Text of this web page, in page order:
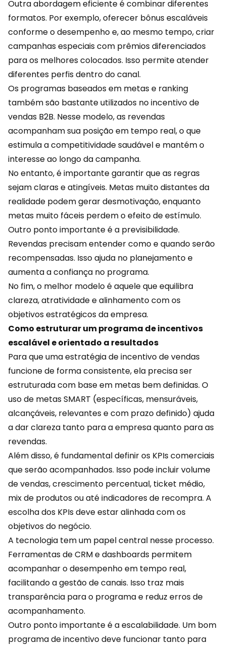
Outra abordagem eficiente é combinar diferentes
formatos. Por exemplo, oferecer bônus escaláveis
conforme o desempenho e, ao mesmo tempo, criar
campanhas especiaiscom prêmios diferenciados
para os melhores colocados. Isso permite atender
diferentes perfis dentro do canal.
Os programas baseados em metas e ranking
também são bastante utilizados no incentivo de
vendas B2B. Nesse modelo, as revendas
acompanham sua posição em tempo real, o que
estimula a competitividade saudável e mantém o
interesse ao longo da campanha.
No entanto, é importante garantir que as regras
sejam claras e atingíveis. Metas muito distantes da
realidade podem gerar desmotivação, enquanto
metas muito fáceis perdem o efeito de estímulo.
Outro ponto importante é a previsibilidade.
Revendas precisam entender como e quando serão
recompensadas. Isso ajuda no planejamento e
aumenta a confiança no programa.
No fim, o melhor modelo é aquele que equilibra
clareza, atratividade e alinhamento com os
objetivos estratégicos da empresa.
Como estruturar um programa de incentivos
escalável e orientado a resultados
Para que uma estratégia de incentivo de vendas
funcione de forma consistente, ela precisa ser
estruturada com base em metas bem definidas. O
uso de metas SMART (específicas, mensuráveis,
alcançáveis, relevantes e com prazo definido) ajuda
a dar clareza tanto para a empresa quanto para as
revendas.
Além disso, é fundamental definir os KPIs comerciais
que serão acompanhados. Isso pode incluir volume
de vendas, crescimento percentual, ticket médio,
mix de produtos ou até indicadores de recompra. A
escolha dos KPIs deve estar alinhada com os
objetivos do negócio.
A tecnologia tem um papel central nesse processo.
Ferramentas deCRMe dashboards permitem
acompanhar o desempenho em tempo real,
facilitando a gestão de canais. Isso traz mais
transparência para o programa e reduz erros de
acompanhamento.
Outro ponto importante é a escalabilidade. Um bom
programa de incentivo deve funcionar tanto para